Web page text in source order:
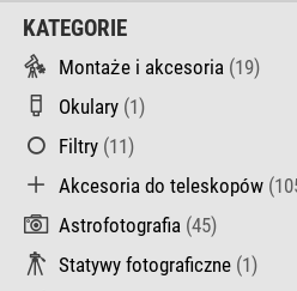
KATEGORIE
Montaże i akcesoria (19)
Okulary (1)
Filtry (11)
Akcesoria do teleskopów
Astrofotografia (45)
Statywy fotograficzne (1)